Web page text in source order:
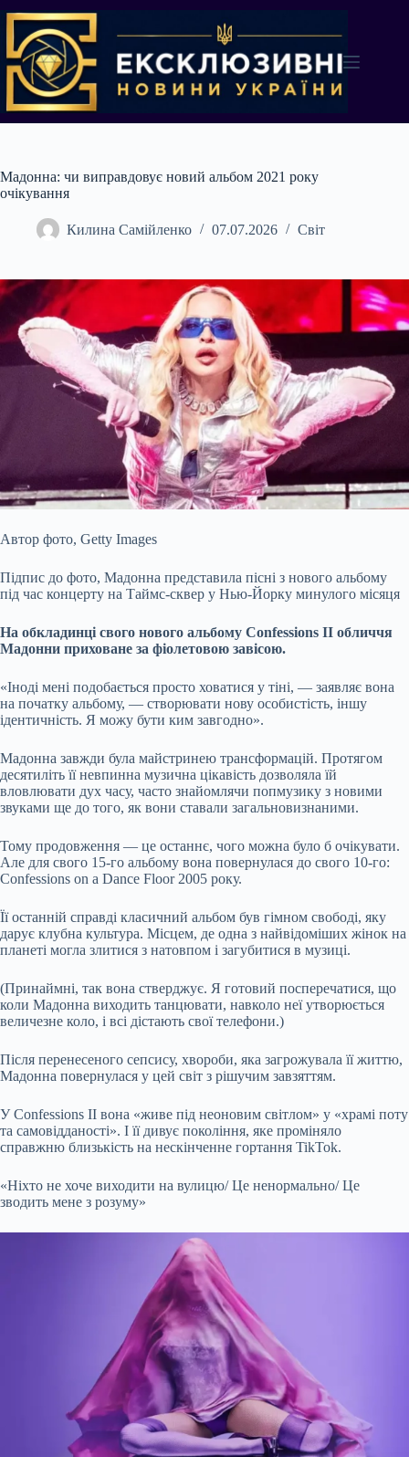
до
вмісту
Мадонна: чи виправдовує новий альбом 2021 року
очікування
Килина Самійленко 07.07.2026 Світ
Автор фото, Getty Images
Підпис до фото, Мадонна представила пісні з нового альбому
під час концерту на Таймс-сквер у Нью-Йорку минулого місяця
На обкладинці свого нового альбому Confessions II обличчя
Мадонни приховане за фіолетовою завісою.
«Іноді мені подобається просто ховатися у тіні, — заявляє вона
на початку альбому, — створювати нову особистість, іншу
ідентичність. Я можу бути ким завгодно».
Мадонна завжди була майстринею трансформацій. Протягом
десятиліть її невпинна музична цікавість дозволяла їй
вловлювати дух часу, часто знайомлячи попмузику з новими
звуками ще до того, як вони ставали загальновизнаними.
Тому продовження — це останнє, чого можна було б очікувати.
Але для свого 15-го альбому вона повернулася до свого 10-го:
Confessions on a Dance Floor 2005 року.
Її останній справді класичний альбом був гімном свободі, яку
дарує клубна культура. Місцем, де одна з найвідоміших жінок на
планеті могла злитися з натовпом і загубитися в музиці.
(Принаймні, так вона стверджує. Я готовий посперечатися, що
коли Мадонна виходить танцювати, навколо неї утворюється
величезне коло, і всі дістають свої телефони.)
Після перенесеного сепсису, хвороби, яка загрожувала її життю,
Мадонна повернулася у цей світ з рішучим завзяттям.
У Confessions II вона «живе під неоновим світлом» у «храмі поту
та самовідданості». І її дивує покоління, яке проміняло
справжню близькість на нескінченне гортання TikTok.
«Ніхто не хоче виходити на вулицю/ Це ненормально/ Це
зводить мене з розуму»